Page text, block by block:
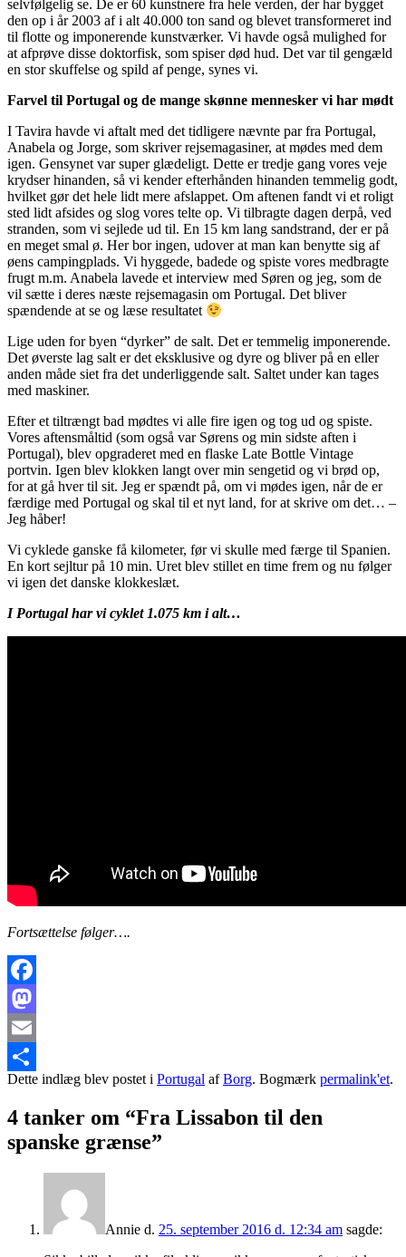
selvfølgelig se. De er 60 kunstnere fra hele verden, der har bygget
den op i år 2003 af i alt 40.000 ton sand og blevet transformeret ind
til flotte og imponerende kunstværker. Vi havde også mulighed for
at afprøve disse doktorfisk, som spiser død hud. Det var til gengæld
en stor skuffelse og spild af penge, synes vi.
Farvel til Portugal og de mange skønne mennesker vi har mødt
I Tavira havde vi aftalt med det tidligere nævnte par fra Portugal,
Anabela og Jorge, som skriver rejsemagasiner, at mødes med dem
igen. Gensynet var super glædeligt. Dette er tredje gang vores veje
krydser hinanden, så vi kender efterhånden hinanden temmelig godt,
hvilket gør det hele lidt mere afslappet. Om aftenen fandt vi et roligt
sted lidt afsides og slog vores telte op. Vi tilbragte dagen derpå, ved
stranden, som vi sejlede ud til. En 15 km lang sandstrand, der er på
en meget smal ø. Her bor ingen, udover at man kan benytte sig af
øens campingplads. Vi hyggede, badede og spiste vores medbragte
frugt m.m. Anabela lavede et interview med Søren og jeg, som de
vil sætte i deres næste rejsemagasin om Portugal. Det bliver
spændende at se og læse resultatet
Lige uden for byen “dyrker” de salt. Det er temmelig imponerende.
Det øverste lag salt er det eksklusive og dyre og bliver på en eller
anden måde siet fra det underliggende salt. Saltet under kan tages
med maskiner.
Efter et tiltrængt bad mødtes vi alle fire igen og tog ud og spiste.
Vores aftensmåltid (som også var Sørens og min sidste aften i
Portugal), blev opgraderet med en flaske Late Bottle Vintage
portvin. Igen blev klokken langt over min sengetid og vi brød op,
for at gå hver til sit. Jeg er spændt på, om vi mødes igen, når de er
færdige med Portugal og skal til et nyt land, for at skrive om det… –
Jeg håber!
Vi cyklede ganske få kilometer, før vi skulle med færge til Spanien.
En kort sejltur på 10 min. Uret blev stillet en time frem og nu følger
vi igen det danske klokkeslæt.
I Portugal har vi cyklet 1.075 km i alt…
Fortsættelse følger….
Facebook
Mastodon
Email
Share
Dette indlæg blev postet i Portugal afBorg. Bogmærk permalink'et.
4 tanker om “Fra Lissabon til den
spanske grænse”
Annie d. 25. september 2016 d. 12:34 am sagde: